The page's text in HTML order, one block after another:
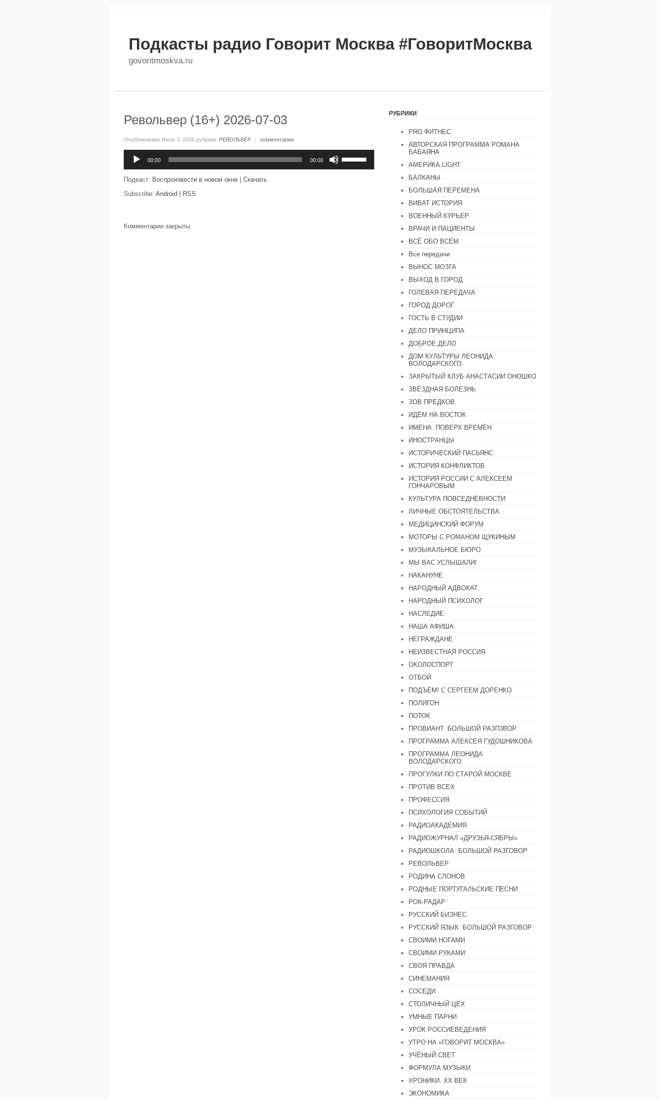
Подкасты радио Говорит Москва #ГоворитМосква
govoritmoskva.ru
Револьвер (16+) 2026-07-03
Опубликовано Июль 3, 2026 рубрики: РЕВОЛЬВЕР | комментарии
00:00 00:00
клавиши
Подкаст: Воспроизвести в новом окне
Скачать
Subscribe: Android RSS
Комментарии закрыты.
РУБРИКИ
PRO ФИТНЕС
АВТОРСКАЯ ПРОГРАММА РОМАНА
БАБАЯНА
АМЕРИКА.LIGHT
БАЛКАНЫ
БОЛЬШАЯ ПЕРЕМЕНА
ВИВАТ ИСТОРИЯ
ВОЕННЫЙ КУРЬЕР
ВРАЧИ И ПАЦИЕНТЫ
ВСЁ ОБО ВСЁМ
Все передачи
ВЫНОС МОЗГА
ВЫХОД В ГОРОД
ГОЛЕВАЯ ПЕРЕДАЧА
ГОРОД ДОРОГ
ГОСТЬ В СТУДИИ
ДЕЛО ПРИНЦИПА
ДОБРОЕ ДЕЛО
ДОМ КУЛЬТУРЫ ЛЕОНИДА
ВОЛОДАРСКОГО
ЗАКРЫТЫЙ КЛУБ АНАСТАСИИ ОНОШКО
ЗВЁЗДНАЯ БОЛЕЗНЬ
ЗОВ ПРЕДКОВ
ИДЁМ НА ВОСТОК
ИМЕНА. ПОВЕРХ ВРЕМЁН
ИНОСТРАНЦЫ
ИСТОРИЧЕСКИЙ ПАСЬЯНС
ИСТОРИЯ КОНФЛИКТОВ
ИСТОРИЯ РОССИИ С АЛЕКСЕЕМ
ГОНЧАРОВЫМ
КУЛЬТУРА ПОВСЕДНЕВНОСТИ
ЛИЧНЫЕ ОБСТОЯТЕЛЬСТВА
МЕДИЦИНСКИЙ ФОРУМ
МОТОРЫ С РОМАНОМ ЩУКИНЫМ
МУЗЫКАЛЬНОЕ БЮРО
МЫ ВАС УСЛЫШАЛИ!
НАКАНУНЕ
НАРОДНЫЙ АДВОКАТ
НАРОДНЫЙ ПСИХОЛОГ
НАСЛЕДИЕ
НАША АФИША
НЕГРАЖДАНЕ
НЕИЗВЕСТНАЯ РОССИЯ
ОКОЛОСПОРТ
ОТБОЙ
ПОДЪЁМ! С СЕРГЕЕМ ДОРЕНКО
ПОЛИГОН
ПОТОК
ПРОВИАНТ. БОЛЬШОЙ РАЗГОВОР
ПРОГРАММА АЛЕКСЕЯ ГУДОШНИКОВА
ПРОГРАММА ЛЕОНИДА
ВОЛОДАРСКОГО
ПРОГУЛКИ ПО СТАРОЙ МОСКВЕ
ПРОТИВ ВСЕХ
ПРОФЕССИЯ
ПСИХОЛОГИЯ СОБЫТИЙ
РАДИОАКАДЕМИЯ
РАДИОЖУРНАЛ «ДРУЗЬЯ-СЯБРЫ»
РАДИОШКОЛА. БОЛЬШОЙ РАЗГОВОР
РЕВОЛЬВЕР
РОДИНА СЛОНОВ
РОДНЫЕ ПОРТУГАЛЬСКИЕ ПЕСНИ
РОК-РАДАР
РУССКИЙ БИЗНЕС
РУССКИЙ ЯЗЫК. БОЛЬШОЙ РАЗГОВОР
СВОИМИ НОГАМИ
СВОИМИ РУКАМИ
СВОЯ ПРАВДА
СИНЕМАНИЯ
СОСЕДИ
СТОЛИЧНЫЙ ЦЕХ
УМНЫЕ ПАРНИ
УРОК РОССИЕВЕДЕНИЯ
УТРО НА «ГОВОРИТ МОСКВА»
УЧЁНЫЙ СВЕТ
ФОРМУЛА МУЗЫКИ
ХРОНИКИ. ХХ ВЕК
ЭКОНОМИКА